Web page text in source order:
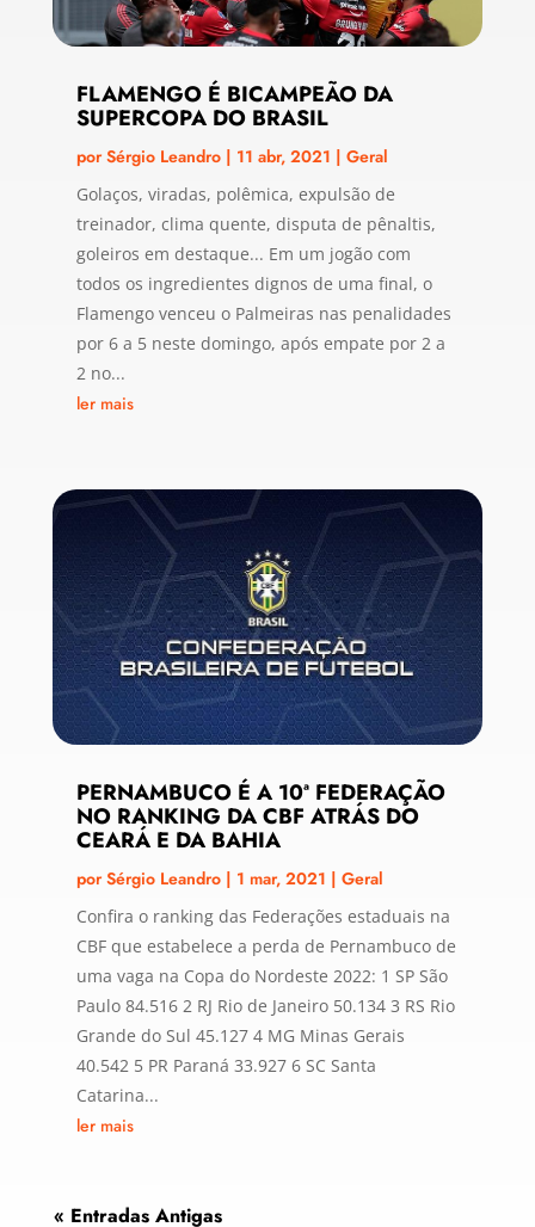
FLAMENGO É BICAMPEÃO DA
SUPERCOPA DO BRASIL
porSérgio Leandro| 11 abr, 2021 | Geral
Golaços, viradas, polêmica, expulsão de
treinador, clima quente, disputa de pênaltis,
goleiros em destaque... Em um jogão com
todos os ingredientes dignos de uma final, o
Flamengo venceu o Palmeiras nas penalidades
por 6 a 5 neste domingo, após empate por 2 a
2 no...
ler mais
PERNAMBUCO É A 10ª FEDERAÇÃO
NO RANKING DA CBF ATRÁS DO
CEARÁ E DA BAHIA
porSérgio Leandro| 1 mar, 2021 | Geral
Confira o ranking das Federações estaduais na
CBF que estabelece a perda de Pernambuco de
uma vaga na Copa do Nordeste 2022: 1 SP São
Paulo 84.516 2 RJ Rio de Janeiro 50.134 3 RS Rio
Grande do Sul 45.127 4 MG Minas Gerais
40.542 5 PR Paraná 33.927 6 SC Santa
Catarina...
ler mais
« Entradas Antigas